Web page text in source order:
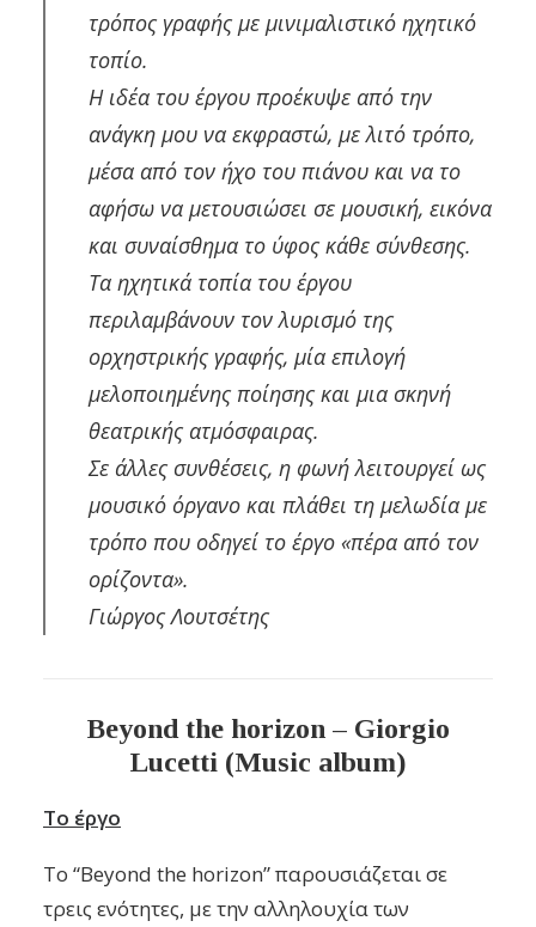
τρόπος γραφής με μινιμαλιστικό ηχητικό
τοπίο.
Η ιδέα του έργου προέκυψε από την
ανάγκη μου να εκφραστώ, με λιτό τρόπο,
μέσα από τον ήχο του πιάνου και να το
αφήσω να μετουσιώσει σε μουσική, εικόνα
και συναίσθημα το ύφος κάθε σύνθεσης.
Τα ηχητικά τοπία του έργου
περιλαμβάνουν τον λυρισμό της
ορχηστρικής γραφής, μία επιλογή
μελοποιημένης ποίησης και μια σκηνή
θεατρικής ατμόσφαιρας.
Σε άλλες συνθέσεις, η φωνή λειτουργεί ως
μουσικό όργανο και πλάθει τη μελωδία με
τρόπο που οδηγεί το έργο «πέρα από τον
ορίζοντα».
Γιώργος Λουτσέτης
Beyond the horizon – Giorgio
Lucetti (Music album)
Το έργο
Το “Beyond the horizon” παρουσιάζεται σε
τρεις ενότητες, με την αλληλουχία των